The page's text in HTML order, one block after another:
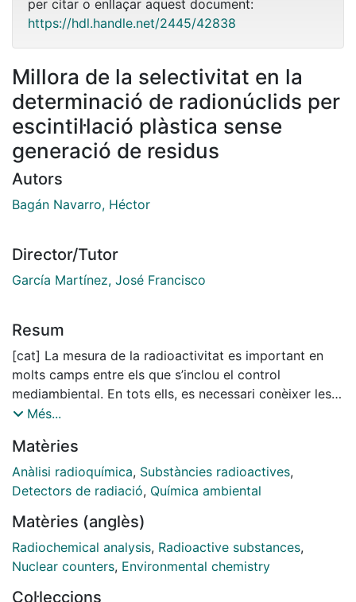
per citar o enllaçar aquest document:
https://hdl.handle.net/2445/42838
Millora de la selectivitat en la
determinació de radionúclids per
escintil·lació plàstica sense
generació de residus
Autors
Bagán Navarro, Héctor
Director/Tutor
García Martínez, José Francisco
Resum
[cat] La mesura de la radioactivitat es important en
molts camps entre els que s’inclou el control
mediambiental. En tots ells, es necessari conèixer les
activitats dels diferents radionúclids presents a la
presenten i al diferent dany biològic que poden
produir.
la radioactivitat entre les que es troben les
d’escintil•lació orgànica (líquida i plàstica) utilitzades
per a la determinació d’emissors beta i també
Més...
Matèries
Anàlisi radioquímica, Substàncies radioactives,
Detectors de radiació, Química ambiental
Matèries (anglès)
Radiochemical analysis, Radioactive substances,
Nuclear counters, Environmental chemistry
Col·leccions